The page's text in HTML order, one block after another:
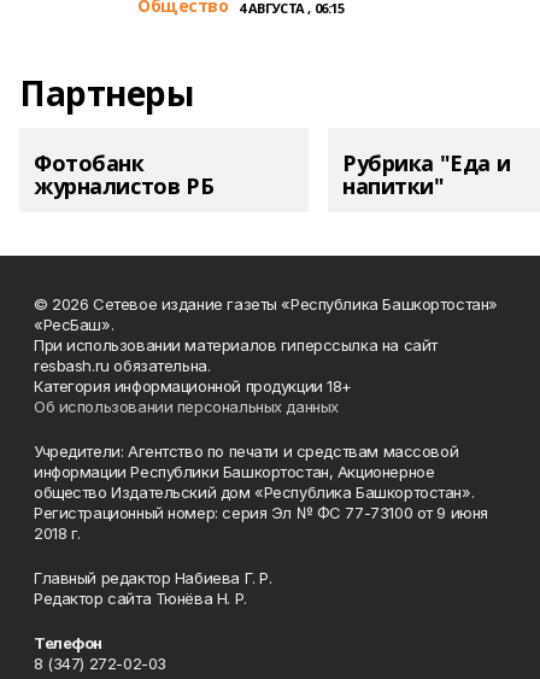
Общество 4 АВГУСТА , 06:15
Партнеры
Фотобанк
журналистов РБ
Рубрика "Еда и
напитки"
© 2026 Сетевое издание газеты «Республика Башкортостан»
«РесБаш».
При использовании материалов гиперссылка на сайт
resbash.ru обязательна.
Категория информационной продукции 18+
Об использовании персональных данных
Учредители: Агентство по печати и средствам массовой
информации Республики Башкортостан, Акционерное
общество Издательский дом «Республика Башкортостан».
Регистрационный номер: серия Эл № ФС 77-73100 от 9 июня
2018 г.
Главный редактор Набиева Г. Р.
Редактор сайта Тюнёва Н. Р.
Телефон
8 (347) 272-02-03